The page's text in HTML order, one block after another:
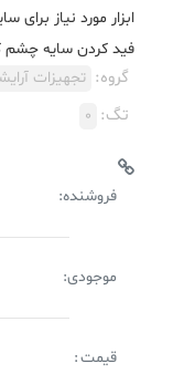
ابزار مورد نیاز
فید کردن سایه
گروه: تجهیزات
تگ: 0
فروشنده:
موجودی:
قیمت :